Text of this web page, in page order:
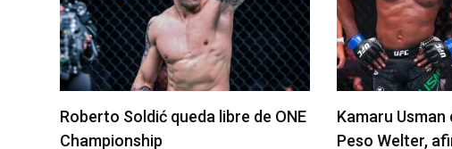
queda libre de ONE
Kamaru Usman debe regresar al
Peso Welter, afirma representante